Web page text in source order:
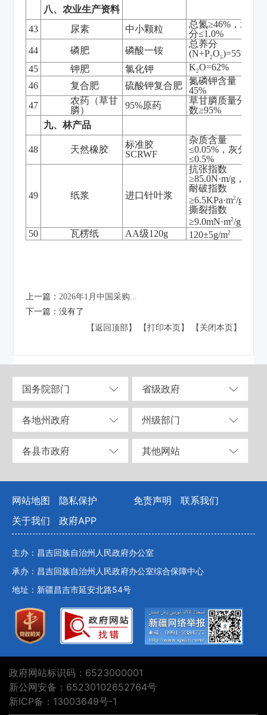
八、农业生产资料
43
尿素 中小颗粒
总氮≥46%，水
分≤1.0%
44
磷肥 磷酸一铵
总养分
(N+P2O5)=55%
45
钾肥 氯化钾 K2O=62%
46
复合肥 硫酸钾复合肥
氮磷钾含量
45%
47
农药（草甘
膦）
95%原药
草甘膦质量分
数≥95%
九、林产品
48 天然橡胶
标准胶
SCRWF
杂质含量
≤0.05%，灰分
≤0.5%
49 纸浆 进口针叶浆
抗张指数
≥85.0N·m/g，
耐破指数
≥6.5KPa·m2/g，
撕裂指数
≥9.0mN·m2/g
50
瓦楞纸 AA级120g 120±5g/m2
上一篇： 2026年1月中国采购...
下一篇：没有了
【返回顶部】
【打印本页】 【关闭本页】
国务院部门 省级政府
各地州政府 州级部门
各县市政府 其他网站
网站地图 隐私保护 免责声明
联系我们
关于我们
政府APP
主办：昌吉回族自治州人民政府办公室
承办：昌吉回族自治州人民政府办公室综合保障中心
地址：新疆昌吉市延安北路54号
政府网站标识码：6523000001
新公网安备：65230102652764号
新ICP备：13003649号-1